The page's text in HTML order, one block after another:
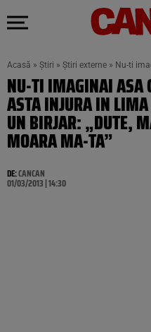
Acasă » Știri » Știri externe » Nu-ti
NU-TI IMAGINAI ASA
ASTA INJURA IN
UN BIRJAR: „DUTE,
MOARA MA-TA”
DE:CANCAN
01/03/2013 | 14:30